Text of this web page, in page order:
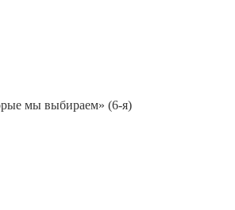
мы выбираем» (6-я)